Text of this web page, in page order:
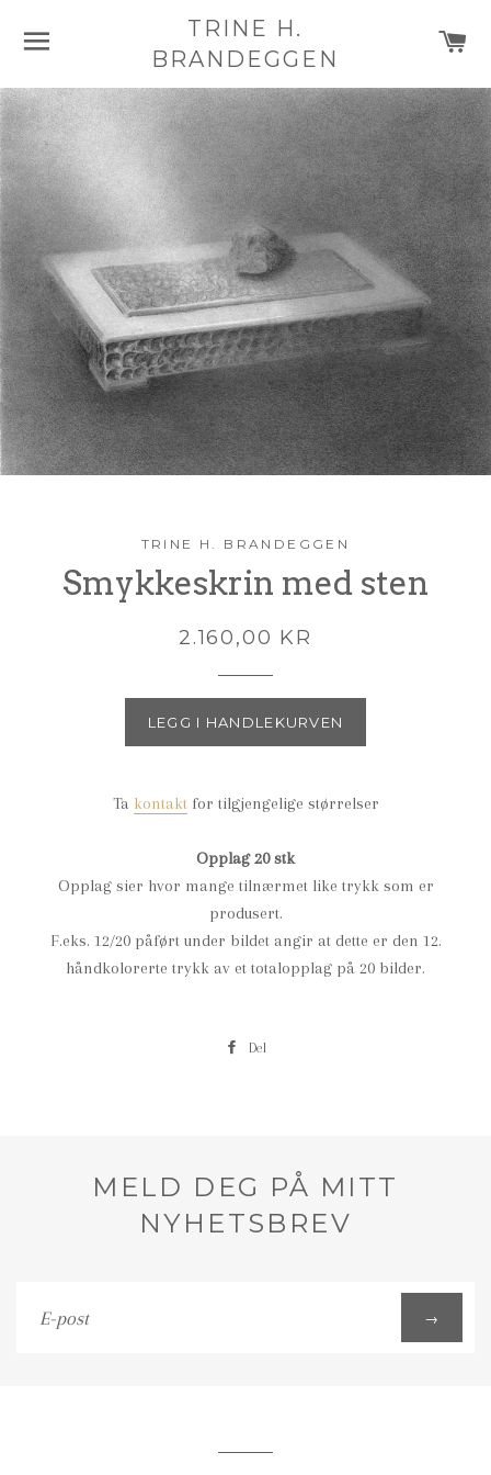
TRINE H.
BRANDEGGEN
TRINE H. BRANDEGGEN
Smykkeskrin med sten
2.160,00 KR
LEGG I HANDLEKURVEN
Ta kontaktfor tilgjengelige størrelser
Opplag 20 stk
Opplag sier hvor mange tilnærmet like trykk som er
produsert.
F.eks. 12/20 påført under bildet angir at dette er den 12.
håndkolorerte trykk av et totalopplag på 20 bilder.
Del
MELD DEG PÅ MITT
NYHETSBREV
post
→